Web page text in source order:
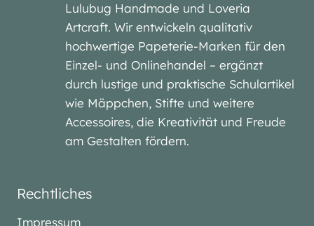
Lulubug Handmade und Loveria
Artcraft. Wir entwickeln qualitativ
hochwertige Papeterie-Marken für den
Einzel- und Onlinehandel – ergänzt
durch lustige und praktische Schulartikel
wie Mäppchen, Stifte und weitere
Accessoires, die Kreativität und Freude
am Gestalten fördern.
Rechtliches
Impressum